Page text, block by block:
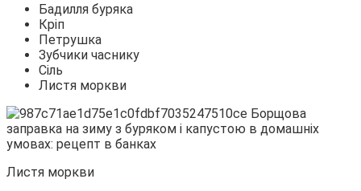
Бадилля буряка
Кріп
Петрушка
Зубчики часнику
Сіль
Листя моркви
Листя моркви